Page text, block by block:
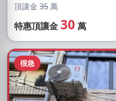
頂讓金 35萬
特惠頂讓金 30 萬
很急